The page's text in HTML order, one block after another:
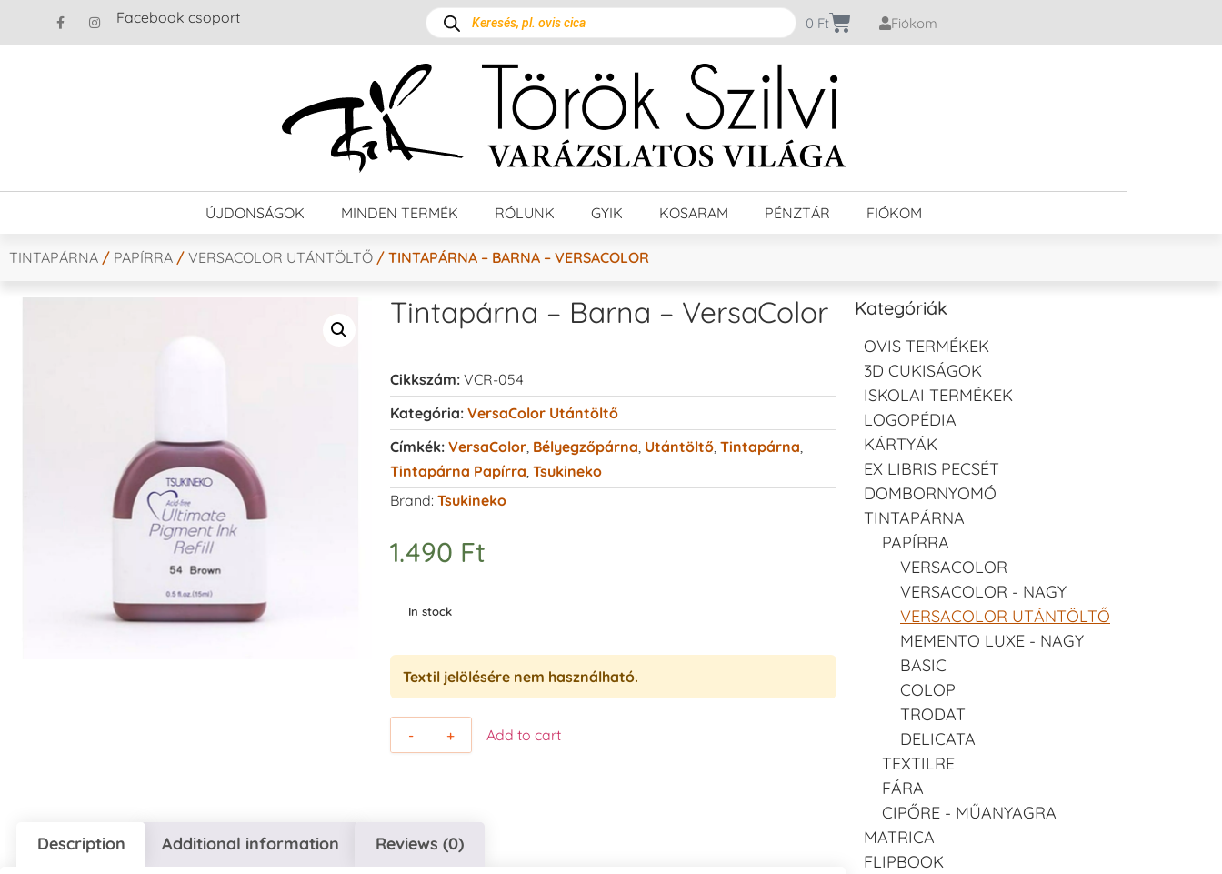
Facebook csoport 0 Ft Fiókom
ÚJDONSÁGOK MINDEN TERMÉK RÓLUNK GYIK KOSARAM PÉNZTÁR FIÓKOM
TINTAPÁRNA / PAPÍRRA / VERSACOLOR UTÁNTÖLTŐ / TINTAPÁRNA – BARNA – VERSACOLOR
Tintapárna – Barna – VersaColor
Cikkszám: VCR-054
Kategória: VersaColor Utántöltő
Címkék: VersaColor, Bélyegzőpárna Utántöltő, Tintapárna
Tintapárna Papírra Tsukineko
Brand: Tsukineko
1.490 Ft
In stock
Textil jelölésére nem használható.
- + Add to cart
Description Additional information Reviews (0)
Kategóriák
OVIS TERMÉKEK
3D CUKISÁGOK
ISKOLAI TERMÉKEK
LOGOPÉDIA
KÁRTYÁK
EX LIBRIS PECSÉT
DOMBORNYOMÓ
TINTAPÁRNA
PAPÍRRA
VERSACOLOR
VERSACOLOR - NAGY
VERSACOLOR UTÁNTÖLTŐ
MEMENTO LUXE - NAGY
BASIC
COLOP
TRODAT
DELICATA
TEXTILRE
FÁRA
CIPŐRE - MŰANYAGRA
MATRICA
FLIPBOOK